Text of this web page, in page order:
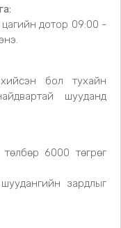
авч явахад
боломжтой.
хэрэглээнд өнгө
дотор 09:00 -
бол тухайн
шууданд
6000 төгрөг
зардлыг